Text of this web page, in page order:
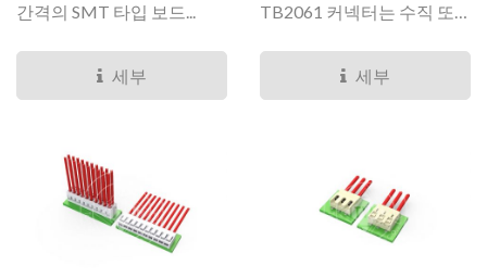
간격의 SMT 타입 보드...
세부
TB2061 커넥터는 수직 또
세부